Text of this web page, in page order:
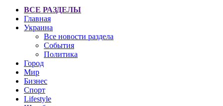
ВСЕ РАЗДЕЛЫ
Главная
Украина
Все новости раздела
События
Политика
Город
Мир
Бизнес
Спорт
Lifestyle